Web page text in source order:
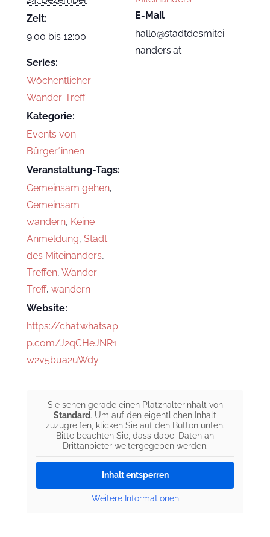
Zeit:
9:00 bis 12:00
Series:
Wöchentlicher
Wander-Treff
Kategorie:
Events von
Bürger*innen
Veranstaltung-Tags:
Gemeinsam gehen,
Gemeinsam
wandern, Keine
Anmeldung, Stadt
des Miteinanders,
Treffen, Wander-
Treff, wandern
Website:
https://chat.whatsap
p.com/J2qCHeJNR1
w2v5bua2uWdy
E-Mail
hallo@stadtdesmitei
nanders.at
Sie sehen gerade einen Platzhalterinhalt von
Standard. Um auf den eigentlichen Inhalt
zuzugreifen, klicken Sie auf den Button unten.
Bitte beachten Sie, dass dabei Daten an
Drittanbieter weitergegeben werden.
Inhalt entsperren
Weitere Informationen